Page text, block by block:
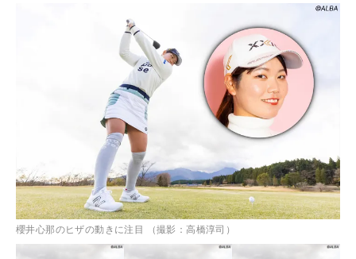
櫻井心那のヒザの動きに注目 （撮影：高橋淳司）